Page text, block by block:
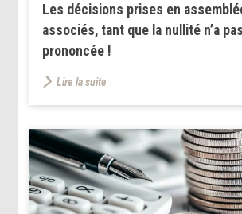
Les décisions prises en
associés, tant que la nullité n’a
prononcée !
Lire la suite